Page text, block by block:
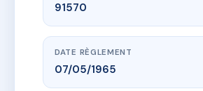
91570
DATE RÈGLEMENT
07/05/1965